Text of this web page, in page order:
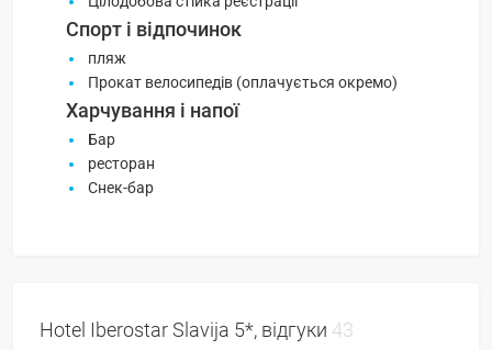
Спорт і відпочинок
пляж
Прокат велосипедів (оплачується окремо)
Харчування і напої
Бар
ресторан
Снек-бар
Hotel Iberostar Slavija 5*, відгуки 43